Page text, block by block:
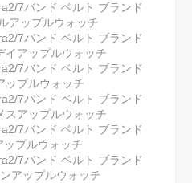
7バンド ベルト ブランド
アップルウォッチ
7バンド ベルト ブランド
イアップルウォッチ
7バンド ベルト ブランド
ップルウォッチ
7バンド ベルト ブランド
スアップルウォッチ
7バンド ベルト ブランド
ップルウォッチ
7バンド ベルト ブランド
アップルウォッチ